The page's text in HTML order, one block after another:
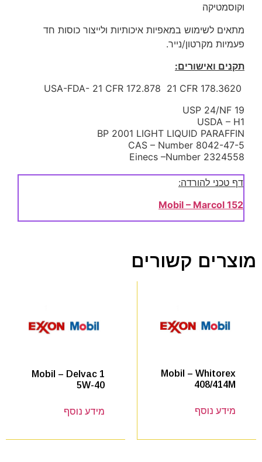
וקוסמטיקה
מתאים לשימוש במאפיות איכותיות ולייצור כוסות חד
פעמיות מקרטון/נייר.
תקנים ואישורים:
USA-FDA- 21 CFR 172.878 21 CFR 178.3620
USP 24/NF 19
USDA – H1
BP 2001 LIGHT LIQUID PARAFFIN
CAS – Number 8042-47-5
Einecs –Number 2324558
דף טכני להורדה:
Mobil – Marcol 152
מוצרים קשורים
Mobil – Whitorex
408/414M
מידע נוסף
Mobil – Delvac 1
5W-40
מידע נוסף